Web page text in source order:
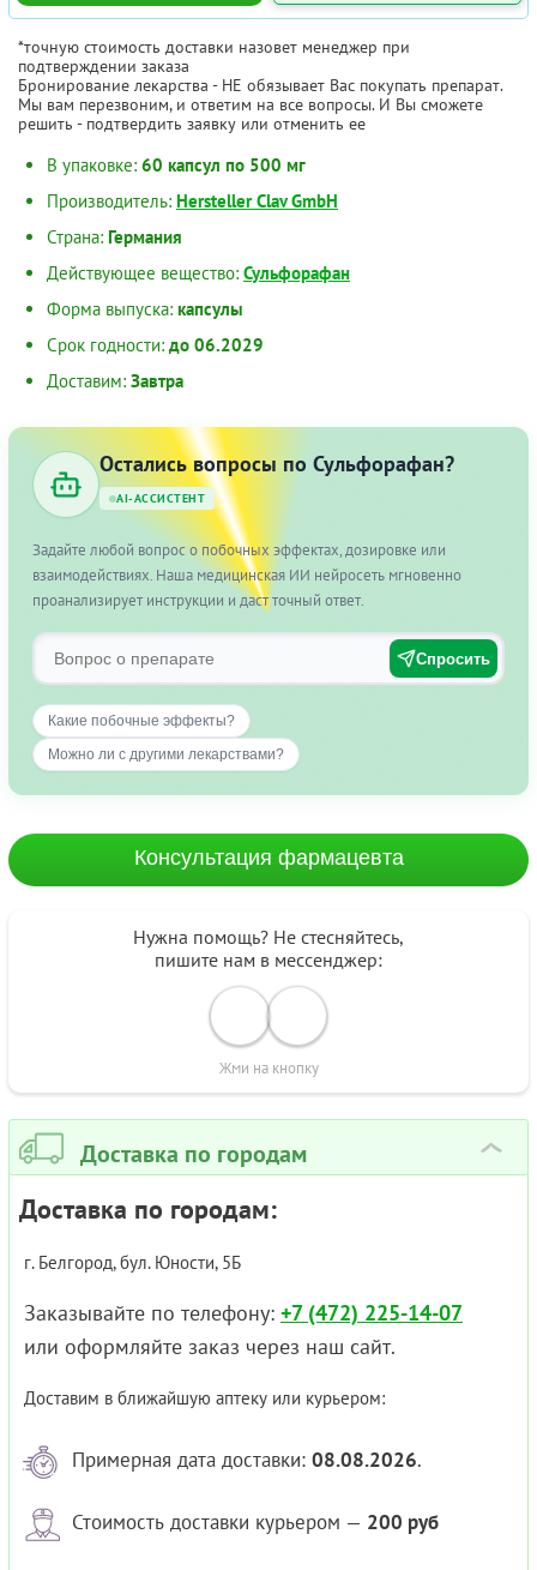
*точную стоимость доставки назовет менеджер при
подтверждении заказа
Бронирование лекарства - НЕ обязывает Вас покупать препарат.
Мы вам перезвоним, и ответим на все вопросы. И Вы сможете
решить - подтвердить заявку или отменить ее
В упаковке: 60 капсул по 500 мг
Производитель: Hersteller Clav GmbH
Страна: Германия
Действующее вещество: Сульфорафан
Форма выпуска: капсулы
Срок годности: до 06.2029
Доставим: Завтра
Остались вопросы по Сульфорафан?
AI-АССИСТЕНТ
Задайте любой вопрос о побочных эффектах, дозировке или
взаимодействиях. Наша медицинская ИИ нейросеть мгновенно
проанализирует инструкции и даст точный ответ.
Спросить
Какие побочные эффекты?
Можно ли с другими лекарствами?
Консультация фармацевта
Нужна помощь? Не стесняйтесь,
пишите нам в мессенджер:
Жми на кнопку
Доставка по городам ›
Доставка по городам:
г. Белгород, бул. Юности, 5Б
Заказывайте по телефону: +7 (472) 225-14-07
или оформляйте заказ через наш сайт.
Доставим в ближайшую аптеку или курьером:
Примерная дата доставки: 08.08.2026.
Стоимость доставки курьером — 200 руб